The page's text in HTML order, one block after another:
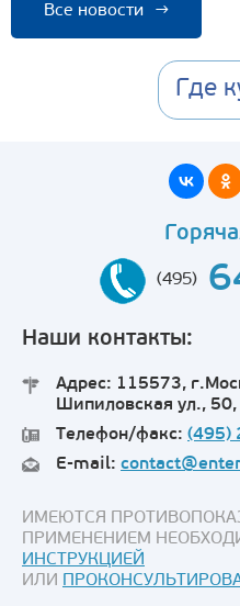
Все новости →
Где
(495)
Наши контакты:
Адрес: 115573,
Шипиловская ул., 50,
Телефон/факс: (495)
E-mail:
ИМЕЮТСЯ
ПРИМЕНЕНИЕМ
ИНСТРУКЦИЕЙ
ИЛИ